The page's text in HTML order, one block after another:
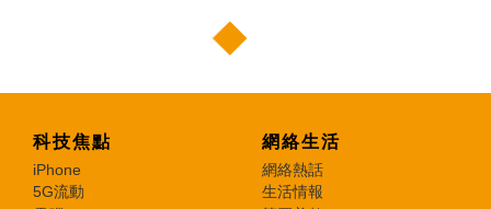
科技焦點
iPhone
5G流動
網絡生活
網絡熱話
生活情報